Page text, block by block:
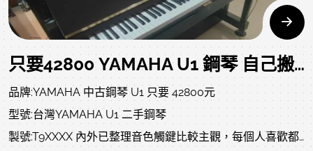
商品資訊、照片及影音:
https://www.rita-
music.com/modules/news/article.php?storyid=1504
5.只要39900元 KAWAI 豪華版 70週年 KU70 泛黃的抗菌鍵
盤專利 豪華大譜架
商品資訊、照片及影音:
思，或購買全新鋼琴喔!
時間寶貴，為避免東看西選、摸不著頭緒，浪費彼此的時
間，請在賣場內選定喜歡的商品或私訊洽談，到現場後歡迎
仔細檢查、試彈及敲定。
看看哥、想想姐、殺殺姨、晃晃叔，請不要直接來店..鋼琴回
只要42800 YAMAHA U1 鋼琴 自己搬回家 買二手鋼琴 請找 中壢 中古鋼琴 黃先生
品牌:YAMAHA 中古鋼琴 U1 只要 42800元
型號:台灣YAMAHA U1 二手鋼琴
製號:T9XXXX 內外已整理音色觸鍵比較主觀，每個人喜歡都